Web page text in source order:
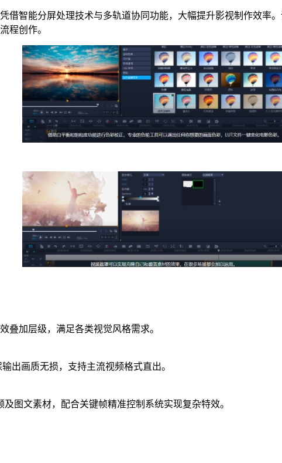
借智能分屏处理技术与多轨道协同功能，大幅提升影视制作效率
程创作。
叠加层级，满足各类视觉风格需求。
出画质无损，支持主流视频格式直出。
图文素材，配合关键帧精准控制系统实现复杂特效。